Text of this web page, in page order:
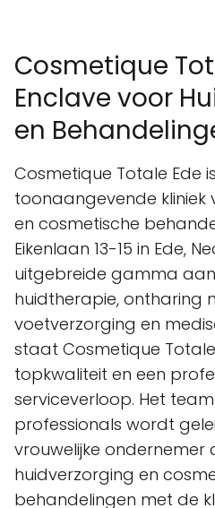
Cosmetique
Enclave voor
en
Cosmetique Totale Ede
toonaangevende kliniek
en cosmetische
Eikenlaan 13-15 in Ede,
uitgebreide gamma
huidtherapie, ontharing
voetverzorging en
staat Cosmetique
topkwaliteit en een
serviceverloop. Het
professionals wordt
vrouwelijke ondernemer
huidverzorging en
behandelingen met de